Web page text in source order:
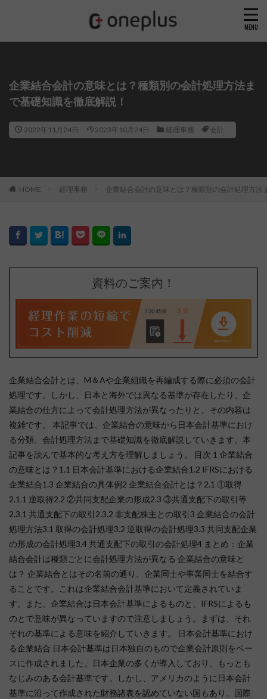
企業結合会計の意味とは？種類別の会計処理方法ま
で基礎知識を徹底解説！
2022年11月24日 2023年10月24日 経理事務 会計
HOME 経理事務 企業結合会計の意味とは？種類別の会計処理方法
資料のご案内！
企業結合会計とは、M＆Aや企業組織を再編成する際に必須の会計
処理です。しかし、日本と海外では異なる基準が存在したり、企
業結合の仕方によって会計処理方法が異なったりと、その内容は
複雑です。 本記事では、企業結合の意味から日本会計基準におけ
る分類、会計処理方法まで基礎知識を徹底解説していきます。本
記事を読んで基本的な考え方を理解しましょう。 目次 1 企業結合
の意味とは？1.1 日本会計基準における企業結合1.2 IFRSにおける
企業結合1.3 企業結合の具体例2 企業結合会計とは？2.1 ①取得
2.1.1 逆取得2.2 ②共同支配企業の形成2.3 ③共通支配下の取引等
2.3.1 共通支配下の取引2.3.2 非支配株主との取引3 企業結合の会計
処理方法3.1 取得の会計処理3.2 逆取得の会計処理3.3 共同支配企業
の形成の会計処理3.4 共通支配下の取引の会計処理4 まとめ：企業
結合会計は種類ごとに会計処理方法が異なる 企業結合の意味と
は？ 企業結合とはその名前の通り、企業同士や事業同士を結合す
ることです。これは企業結合会計基準において定義されていま
す。また、企業結合は日本会計基準によるものと、IFRSによるも
のとで意味が異なっていますので注意しましょう。まずは、それ
ぞれの基準による意味を紹介していきます。 日本会計基準におけ
る企業結合 日本会計基準は日本独自のもので企業会計原則をベー
スに作成されました。日本企業の多くが導入しており、もっとも
なじみのある会計基準です。しかし、アメリカのように日本会計
基準に沿って作成された財務諸表を認めていない国もあり、国際